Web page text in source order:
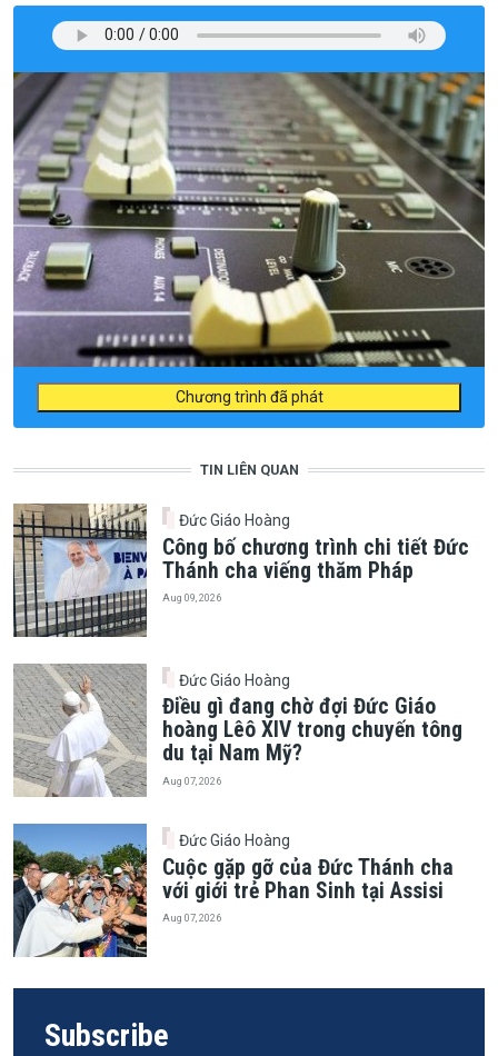
Chương trình đã phát
TIN LIÊN QUAN
Đức Giáo Hoàng
Công bố chương trình chi tiết Đức
Thánh cha viếng thăm Pháp
Aug 09, 2026
Đức Giáo Hoàng
Điều gì đang chờ đợi Đức Giáo
hoàng Lêô XIV trong chuyến tông
du tại Nam Mỹ?
Aug 07, 2026
Đức Giáo Hoàng
Cuộc gặp gỡ của Đức Thánh cha
với giới trẻ Phan Sinh tại Assisi
Aug 07, 2026
Subscribe